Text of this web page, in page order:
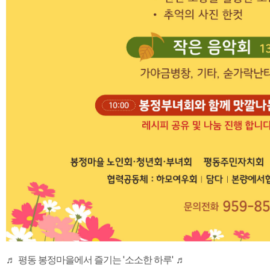
♬​ 평동 봉정마을에서 즐기는'소소한 하루' ♬